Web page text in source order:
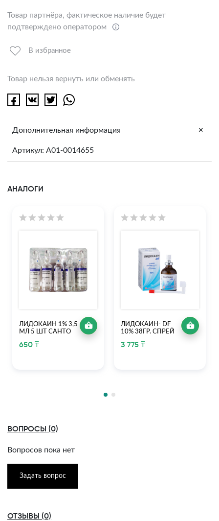
Товар партнёра, фактическое наличие будет
подтверждено оператором
В избранное
Товар нельзя вернуть или обменять
Дополнительная информация +
Артикул: A01-0014655
АНАЛОГИ
ЛИДОКАИН 1% 3,5
МЛ 5 ШТ САНТО
650 ₸
ЛИДОКАИН- DF
10% 38ГР. СПРЕЙ
3 775 ₸
ВОПРОСЫ (0)
Вопросов пока нет
Задать вопрос
ОТЗЫВЫ (0)